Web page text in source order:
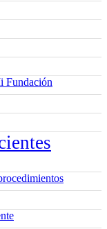
Fundación